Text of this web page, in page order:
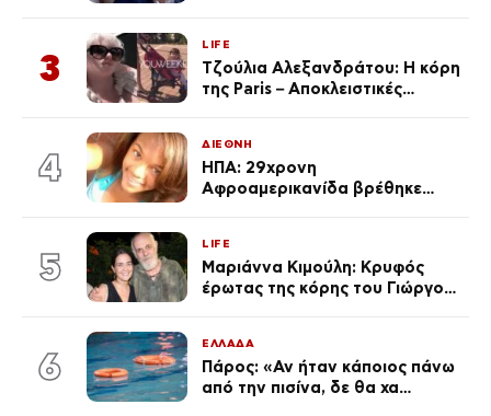
3
LIFE
Τζούλια Αλεξανδράτου: Η κόρη
της Paris – Αποκλειστικές
4
ΔΙΕΘΝΗ
ΗΠΑ: 29χρονη
Αφροαμερικανίδα βρέθηκε
5
LIFE
Μαριάννα Κιμούλη: Κρυφός
έρωτας της κόρης του Γιώργου,
6
ΕΛΛΑΔΑ
Πάρος: «Αν ήταν κάποιος πάνω
από την πισίνα, δε θα χα